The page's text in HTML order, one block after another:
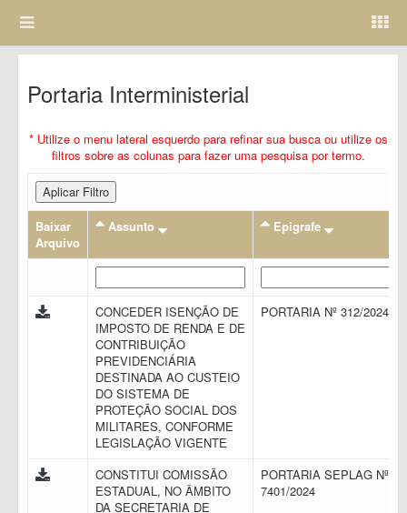
Portaria Interministerial
* Utilize o menu lateral esquerdo para refinar sua busca ou utilize os
filtros sobre as colunas para fazer uma pesquisa por termo.
Aplicar Filtro
Baixar
Arquivo
Assunto Epigrafe
CONCEDER ISENÇÃO DE
IMPOSTO DE RENDA E DE
CONTRIBUIÇÃO
PREVIDENCIÁRIA
DESTINADA AO CUSTEIO
DO SISTEMA DE
PROTEÇÃO SOCIAL DOS
MILITARES, CONFORME
LEGISLAÇÃO VIGENTE
PORTARIA Nº 312/2024
CONSTITUI COMISSÃO
ESTADUAL, NO ÂMBITO
DA SECRETARIA DE
PORTARIA SEPLAG Nº
7401/2024